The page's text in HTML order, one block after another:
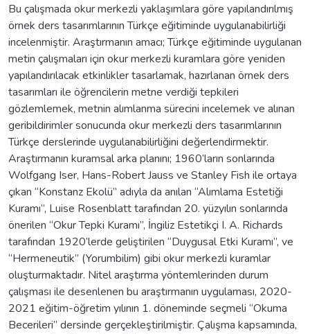
Bu çalışmada okur merkezli yaklaşımlara göre yapılandırılmış
örnek ders tasarımlarının Türkçe eğitiminde uygulanabilirliği
incelenmiştir. Araştırmanın amacı; Türkçe eğitiminde uygulanan
metin çalışmaları için okur merkezli kuramlara göre yeniden
yapılandırılacak etkinlikler tasarlamak, hazırlanan örnek ders
tasarımları ile öğrencilerin metne verdiği tepkileri
gözlemlemek, metnin alımlanma sürecini incelemek ve alınan
geribildirimler sonucunda okur merkezli ders tasarımlarının
Türkçe derslerinde uygulanabilirliğini değerlendirmektir.
Araştırmanın kuramsal arka planını; 1960’ların sonlarında
Wolfgang Iser, Hans-Robert Jauss ve Stanley Fish ile ortaya
çıkan “Konstanz Ekolü” adıyla da anılan “Alımlama Estetiği
Kuramı”, Luise Rosenblatt tarafından 20. yüzyılın sonlarında
önerilen “Okur Tepki Kuramı”, İngiliz Estetikçi I. A. Richards
tarafından 1920’lerde geliştirilen “Duygusal Etki Kuramı”, ve
“Hermeneutik” (Yorumbilim) gibi okur merkezli kuramlar
oluşturmaktadır. Nitel araştırma yöntemlerinden durum
çalışması ile desenlenen bu araştırmanın uygulaması, 2020-
2021 eğitim-öğretim yılının 1. döneminde seçmeli “Okuma
Becerileri” dersinde gerçekleştirilmiştir. Çalışma kapsamında,